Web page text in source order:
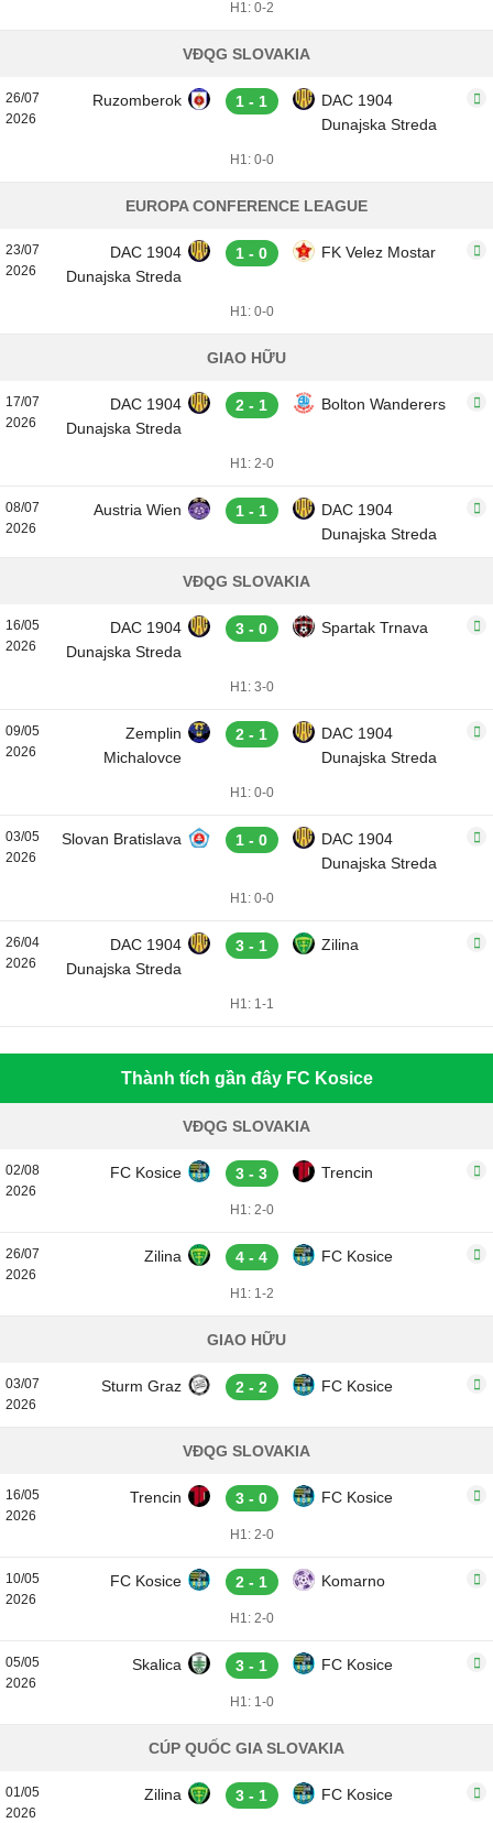
H1: 0-2
VĐQG SLOVAKIA
26/07
2026
Ruzomberok 1 - 1
DAC 1904
Dunajska Streda
H1: 0-0
EUROPA CONFERENCE LEAGUE
23/07
2026
DAC 1904
Dunajska Streda
1 - 0 FK Velez Mostar
H1: 0-0
GIAO HỮU
17/07
2026
DAC 1904
Dunajska Streda
2 - 1 Bolton Wanderers
H1: 2-0
08/07
2026
Austria Wien 1 - 1
DAC 1904
Dunajska Streda
VĐQG SLOVAKIA
16/05
2026
DAC 1904
Dunajska Streda
3 - 0 Spartak Trnava
H1: 3-0
09/05
2026
Zemplin
Michalovce
2 - 1
DAC 1904
Dunajska Streda
H1: 0-0
03/05
2026
Slovan Bratislava 1 - 0
DAC 1904
Dunajska Streda
H1: 0-0
26/04
2026
DAC 1904
Dunajska Streda
3 - 1 Zilina
H1: 1-1
Thành tích gần đây FC Kosice
VĐQG SLOVAKIA
02/08
2026
FC Kosice 3 - 3 Trencin
H1: 2-0
26/07
2026
Zilina 4 - 4 FC Kosice
H1: 1-2
GIAO HỮU
03/07
2026
Sturm Graz 2 - 2 FC Kosice
VĐQG SLOVAKIA
16/05
2026
Trencin 3 - 0 FC Kosice
H1: 2-0
10/05
2026
FC Kosice 2 - 1 Komarno
H1: 2-0
05/05
2026
Skalica 3 - 1 FC Kosice
H1: 1-0
CÚP QUỐC GIA SLOVAKIA
01/05
2026
Zilina 3 - 1 FC Kosice